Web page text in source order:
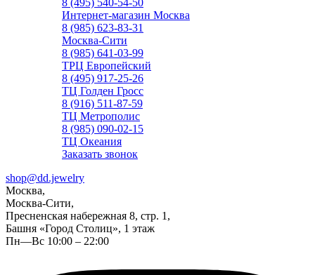
8 (495) 540-54-50
Интернет-магазин Москва
8 (985) 623-83-31
Москва-Сити
8 (985) 641-03-99
ТРЦ Европейский
8 (495) 917-25-26
ТЦ Голден Гросс
8 (916) 511-87-59
ТЦ Метрополис
8 (985) 090-02-15
ТЦ Океания
Заказать звонок
shop@dd.jewelry
Москва,
Москва-Сити,
Пресненская набережная 8, стр. 1,
Башня «Город Столиц», 1 этаж
Пн—Вс 10:00 – 22:00